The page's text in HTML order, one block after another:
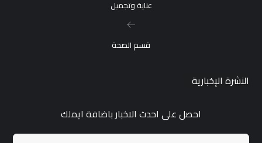
عناية وتجميل
قسم الصحة
النشرة الإخبارية
احصل على احدث الاخبار باضافة ايملك